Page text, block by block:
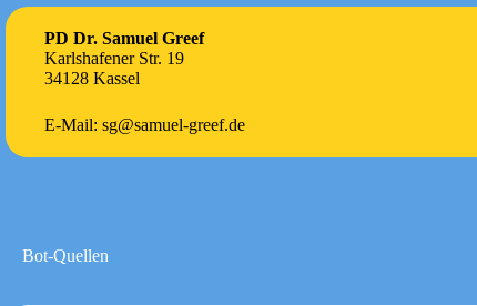
PD Dr. Samuel Greef
Karlshafener Str. 19
34128 Kassel
E-Mail: sg@samuel-greef.de
Bot-Quellen